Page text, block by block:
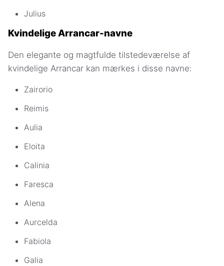
Julius
Kvindelige Arrancar-navne
Den elegante og magtfulde tilstedeværelse af
kvindelige Arrancar kan mærkes i disse navne:
Zairorio
Reimis
Aulia
Eloita
Calinia
Faresca
Alena
Aurcelda
Fabiola
Galia